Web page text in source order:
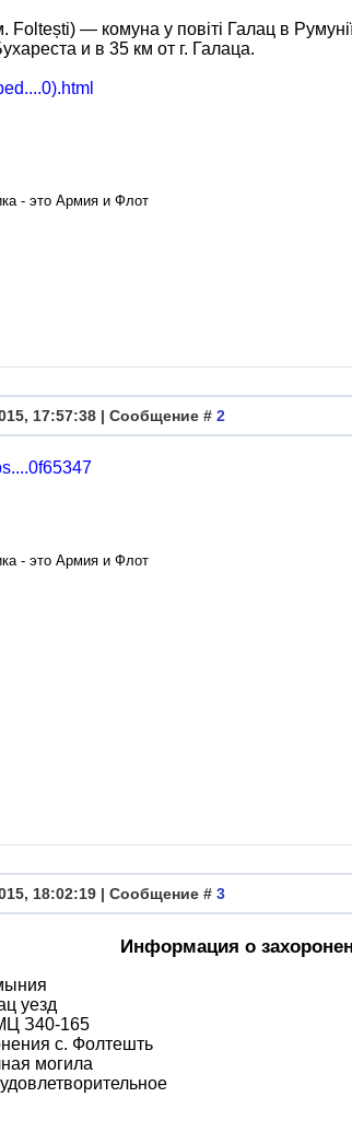
— комуна у повіті Галац в
и в 35 км от г. Галаца.
- это Армия и Флот
17:57:38 | Сообщение # 2
- это Армия и Флот
18:02:19 | Сообщение # 3
Информация о
уезд
З40-165
с. Фолтешть
могила